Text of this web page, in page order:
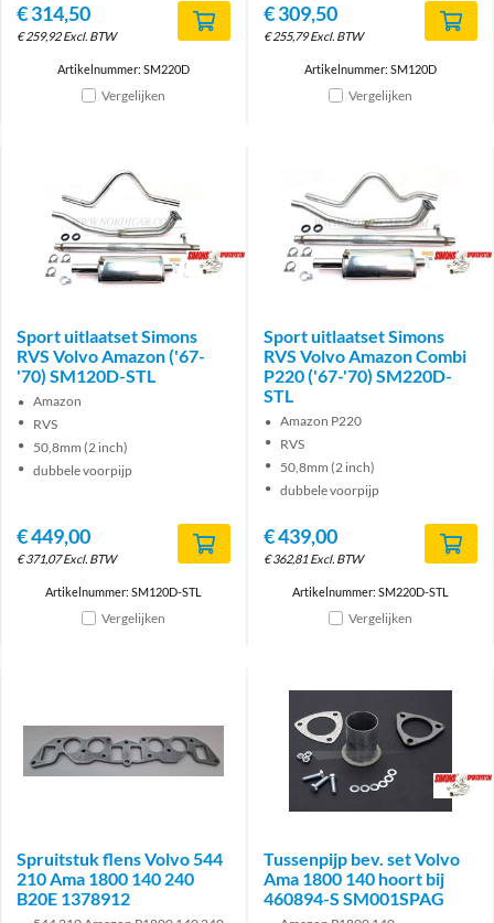
€314,50
€259,92 Excl. BTW
Artikelnummer: SM220D
Vergelijken
€309,50
€255,79 Excl. BTW
Artikelnummer: SM120D
Vergelijken
Brand
Sport uitlaatset Simons
RVS Volvo Amazon ('67-
'70) SM120D-STL
Amazon
RVS
50,8mm (2 inch)
dubbele voorpijp
€449,00
€371,07 Excl. BTW
Artikelnummer: SM120D-STL
Vergelijken
Brand
Sport uitlaatset Simons
RVS Volvo Amazon Combi
P220 ('67-'70) SM220D-
STL
Amazon P220
RVS
50,8mm (2 inch)
dubbele voorpijp
€439,00
€362,81 Excl. BTW
Artikelnummer: SM220D-STL
Vergelijken
Spruitstuk flens Volvo 544
210 Ama 1800 140 240
B20E 1378912
Brand
Tussenpijp bev. set Volvo
Ama 1800 140 hoort bij
460894-S SM001SPAG